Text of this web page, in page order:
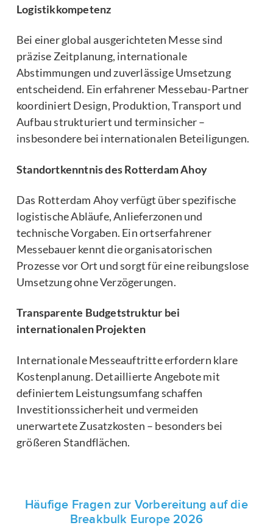
Logistikkompetenz
Bei einer global ausgerichteten Messe sind
präzise Zeitplanung, internationale
Abstimmungen und zuverlässige Umsetzung
entscheidend. Ein erfahrener Messebau-Partner
koordiniert Design, Produktion, Transport und
Aufbau strukturiert und terminsicher –
insbesondere bei internationalen Beteiligungen.
Standortkenntnis des Rotterdam Ahoy
Das Rotterdam Ahoy verfügt über spezifische
logistische Abläufe, Anlieferzonen und
technische Vorgaben. Ein ortserfahrener
Messebauer kennt die organisatorischen
Prozesse vor Ort und sorgt für eine reibungslose
Umsetzung ohne Verzögerungen.
Transparente Budgetstruktur bei
internationalen Projekten
Internationale Messeauftritte erfordern klare
Kostenplanung. Detaillierte Angebote mit
definiertem Leistungsumfang schaffen
Investitionssicherheit und vermeiden
unerwartete Zusatzkosten – besonders bei
größeren Standflächen.
Häufige Fragen zur Vorbereitung auf die
Breakbulk Europe 2026